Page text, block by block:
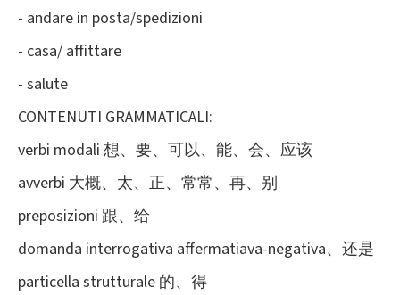
- andare in posta/spedizioni
- casa/ affittare
- salute
CONTENUTI GRAMMATICALI:
verbi modali 想、要、可以、能、会、应该
avverbi 大概、太、正、常常、再、别
preposizioni 跟、给
domanda interrogativa affermatiava-negativa、还是
particella strutturale 的、得